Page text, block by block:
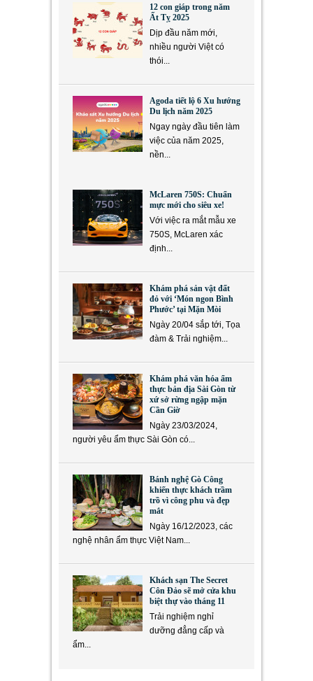
12 con giáp trong năm
Ất Tỵ 2025
Dịp đầu năm mới,
nhiều người Việt có
thói...
Agoda tiết lộ 6 Xu hướng
Du lịch năm 2025
Ngay ngày đầu tiên làm
việc của năm 2025,
nền...
McLaren 750S: Chuẩn
mực mới cho siêu xe!
Với việc ra mắt mẫu xe
750S, McLaren xác
định...
Khám phá sản vật đất
đỏ với ‘Món ngon Bình
Phước’ tại Mặn Mòi
Ngày 20/04 sắp tới, Tọa
đàm & Trải nghiệm...
Khám phá văn hóa ẩm
thực bản địa Sài Gòn từ
xứ sở rừng ngập mặn
Cần Giờ
Ngày 23/03/2024,
người yêu ẩm thực Sài Gòn có...
Bánh nghệ Gò Công
khiến thực khách trầm
trồ vì công phu và đẹp
mắt
Ngày 16/12/2023, các
nghệ nhân ẩm thực Việt Nam...
Khách sạn The Secret
Côn Đảo sẽ mở cửa khu
biệt thự vào tháng 11
Trải nghiệm nghỉ
dưỡng đẳng cấp và
ẩm...